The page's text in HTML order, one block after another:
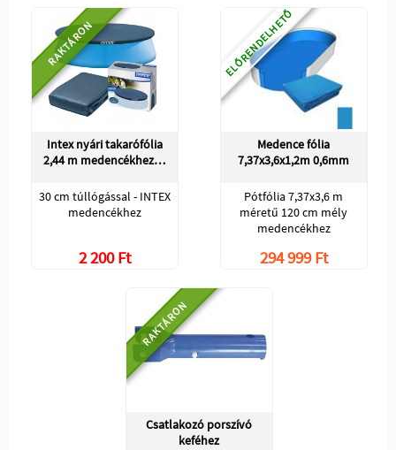
RAKTÁRON
Intex nyári takarófólia
2,44 m medencékhez…
30 cm túllógással - INTEX
medencékhez
2 200 Ft
ELŐRENDELHETŐ
Medence fólia
7,37x3,6x1,2m 0,6mm
Pótfólia 7,37x3,6 m
méretű 120 cm mély
medencékhez
294 999 Ft
RAKTÁRON
Csatlakozó porszívó
keféhez